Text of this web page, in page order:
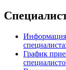
График